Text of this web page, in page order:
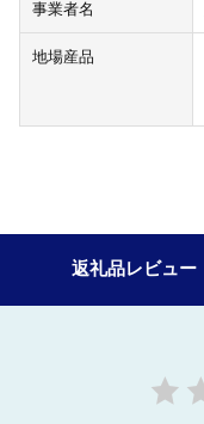
事業者名
地場産品
返礼品レビュー